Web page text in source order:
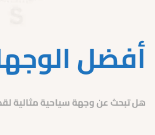
أفضل
هل تبحث عن وجهة سياحية مثالية